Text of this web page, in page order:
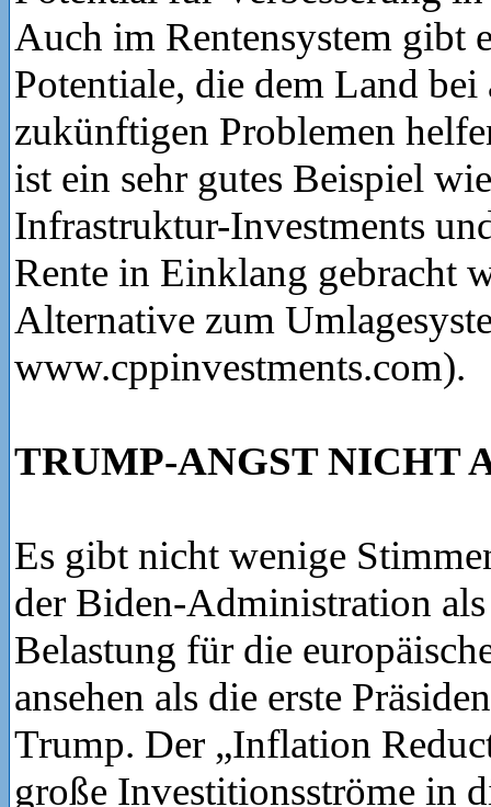
Auch im Rentensystem gibt
Potentiale, die dem Land bei
zukünftigen Problemen
ist ein sehr gutes Beispiel
Infrastruktur-Investments
Rente in Einklang gebracht
Alternative zum
www.cppinvestments.com).
TRUMP-ANGST NICHT
Es gibt nicht wenige
der Biden-Administration
Belastung für die
ansehen als die erste
Trump. Der „Inflation
große Investitionsströme in